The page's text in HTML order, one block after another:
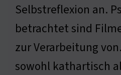
Selbstreflexion an.
betrachtet sind
zur Verarbeitung
sowohl kathartisch